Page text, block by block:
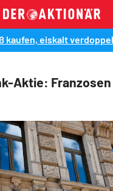
kaufen, eiskalt
Aktie: